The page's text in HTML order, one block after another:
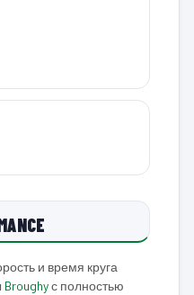
и время круга
Broughyс полностью